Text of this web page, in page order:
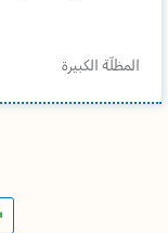
المظلّة الكبيرة